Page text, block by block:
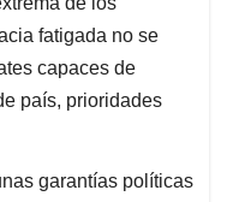
fatigada no se
capaces de
país, prioridades
garantías políticas